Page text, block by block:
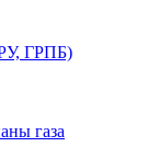
ГРПБ)
газа